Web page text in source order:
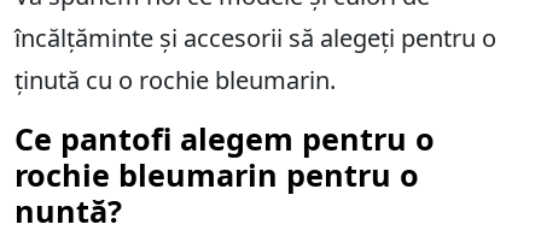
încălțăminte și accesorii să alegeți pentru o
ținută cu o rochie bleumarin.
Ce pantofi alegem pentru o
rochie bleumarin pentru o
nuntă?